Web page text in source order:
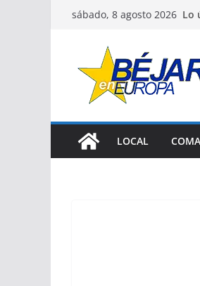
Saltarsábado, 8 agosto 2026 Lo
LOCAL